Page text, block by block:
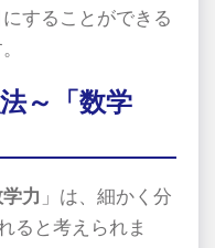
することができる
～「数学
力 」は、細かく分
ると考えられま